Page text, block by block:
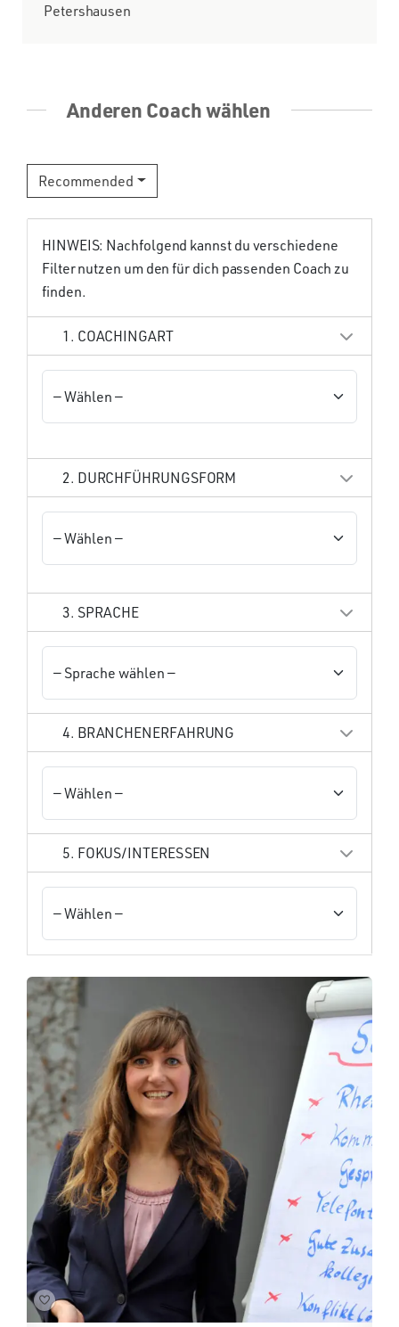
Petershausen
Anderen Coach wählen
Recommended
HINWEIS: Nachfolgend kannst du verschiedene
Filter nutzen um den für dich passenden Coach zu
finden.
1. COACHINGART
2. DURCHFÜHRUNGSFORM
3. SPRACHE
4. BRANCHENERFAHRUNG
5. FOKUS/INTERESSEN